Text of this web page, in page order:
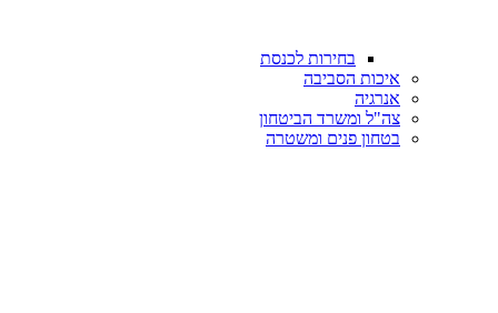
בחירות לכנסת
איכות הסביבה
אנרגיה
צה"ל ומשרד הביטחון
בטחון פנים ומשטרה